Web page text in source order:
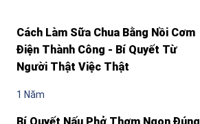
Cách Làm Sữa Chua Bằng Nồi Cơm
Điện Thành Công - Bí Quyết Từ
Người Thật Việc Thật
1 Năm
Bí Quyết Nấu Phở Thơm Ngon Đúng